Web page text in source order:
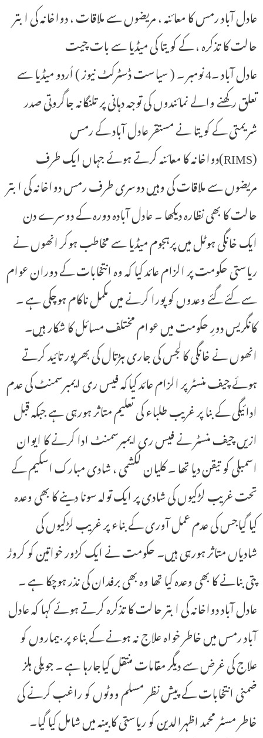
عادل آباد رمس کا معائنہ ، مریضوں سے ملاقات ، دواخانہ کی ابتر
حالت کا تذکرہ ، کے کویتا کی میڈیا سے بات چیت
عادل آباد ۔4 نومبر ۔ ( سیاست ڈسٹرکٹ نیوز ) اُردو میڈیا سے
تعلق رکھنے والے نمائندوں کی توجہ دہانی پر تلنگانہ جاگروتی صدر
شریمتی کے کویتا نے مستقر عادل آباد کے رمس
(RIMS)دواخانہ کا معائنہ کرتے ہوئے جہاں ایک طرف
مریضوں سے ملاقات کی وہیں دوسری طرف رمس دواخانہ کی ابتر
حالت کا بھی نظارہ دیکھا ۔ عادل آبادہ دورہ کے دوسرے دن
ایک خانگی ہوٹل میں پرہجوم میڈیا سے مخاطب ہوکر انھوں نے
ریاستی حکومت پر الزام عائد کیا کہ وہ انتخابات کے دوران عوام
سے کئے گئے وعدوں کو پورا کرنے میں مکمل ناکام ہوچکی ہے ۔
کانگریس دورِ حکومت میں عوام مختلف مسائل کا شکار ہیں۔
انھوں نے خانگی کالجس کی جاری ہڑتال کی بھرپور تائید کرتے
ہوئے چیف منسٹر پر الزام عائد کیاکہ فیس ری ایمبرسمنٹ کی عدم
ادائیگی کے بنا پر غریب طلباء کی تعلیم متاثر ہورہی ہے جبکہ قبل
ازیں چیف منسٹر نے فیس ری ایمبرسمنٹ ادا کرنے کا ایوان
اسمبلی کو تیقن دیا تھا ۔ کلیان لکشمی ، شادی مبارک اسکیم کے
تحت غریب لڑکیوں کی شادی پر ایک تولہ سونا دینے کا بھی وعدہ
کیا گیاجس کی عدم عمل آوری کے بناء پر غریب لڑکیوں کی
شادیاں متاثر ہورہی ہیں۔ حکومت نے ایک کڑور خواتین کو کروڑ
پتی بنانے کا بھی وعدہ کیا تھا وہ بھی برفدان کی نذر ہوچکا ہے ۔
عادل آباد دواخانہ کی ابتر حالت کا تذکرہ کرتے ہوئے کہا کہ عادل
آباد رمس میں خاطر خواہ علاج نہ ہونے کے بناء پر بیماروں کو
علاج کی غرض سے دیگر مقامات منتقل کیاجارہا ہے ۔ جوبلی ہلز
ضمنی انتخابات کے پیش نظر مسلم ووٹوں کو راغب کرنے کی
خاطر مسٹر محمد اظہرالدین کو ریاستی کابینہ میں شامل کیا گیا۔